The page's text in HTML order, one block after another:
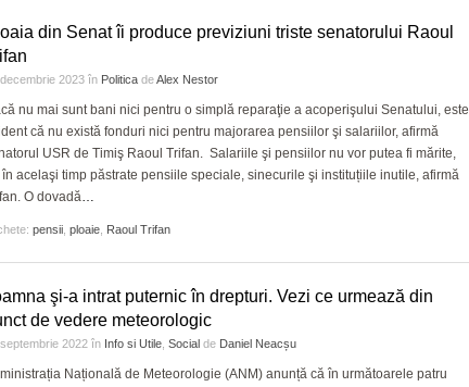
din Senat îi produce previziuni triste senatorului Raoul
2023 în Politica deAlex Nestor
nu mai sunt bani nici pentru o simplă reparaţie a acoperişului Senatului, este
că nu există fonduri nici pentru majorarea pensiilor şi salariilor, afirmă
USR de Timiş Raoul Trifan. Salariile şi pensiilor nu vor putea fi mărite,
acelaşi timp păstrate pensiile speciale, sinecurile şi instituțiile inutile, afirmă
O dovadă…
pensii ploaie Raoul Trifan
şi-a intrat puternic în drepturi. Vezi ce urmează din
de vedere meteorologic
2022 în Info si Utile Social de Daniel Neacșu
Națională de Meteorologie (ANM) anunță că în următoarele patru